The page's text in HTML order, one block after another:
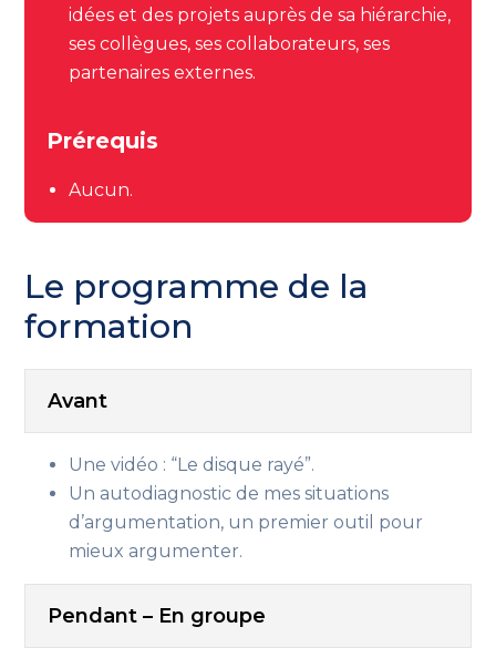
idées et des projets auprès de sa hiérarchie,
ses collègues, ses collaborateurs, ses
partenaires externes.
Prérequis
Aucun.
Le programme de la
formation
Avant
Une vidéo : “Le disque rayé”.
Un autodiagnostic de mes situations
d’argumentation, un premier outil pour
mieux argumenter.
Pendant – En groupe